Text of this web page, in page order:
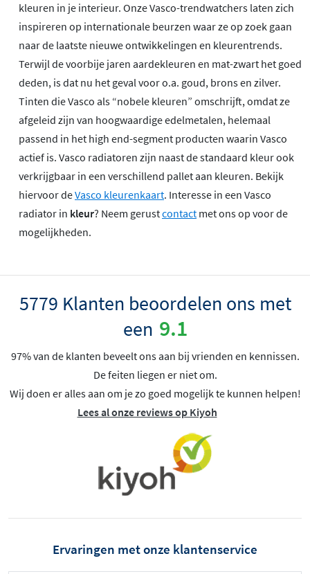
kleuren in je interieur. Onze Vasco-trendwatchers laten zich
inspireren op internationale beurzen waar ze op zoek gaan
naar de laatste nieuwe ontwikkelingen en kleurentrends.
Terwijl de voorbije jaren aardekleuren en mat-zwart het goed
deden, is dat nu het geval voor o.a. goud, brons en zilver.
Tinten die Vasco als “nobele kleuren” omschrijft, omdat ze
afgeleid zijn van hoogwaardige edelmetalen, helemaal
passend in het high end-segment producten waarin Vasco
actief is. Vasco radiatoren zijn naast de standaard kleur ook
verkrijgbaar in een verschillend pallet aan kleuren. Bekijk
hiervoor deVasco kleurenkaart. Interesse in een Vasco
radiator in kleur? Neem gerustcontact met ons op voor de
mogelijkheden.
5779 Klanten beoordelen ons met
een 9.1
97% van de klanten beveelt ons aan bij vrienden en kennissen.
De feiten liegen er niet om.
Wij doen er alles aan om je zo goed mogelijk te kunnen helpen!
Lees al onze reviews op Kiyoh
Ervaringen met onze klantenservice